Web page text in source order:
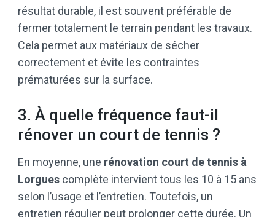
résultat durable, il est souvent préférable de
fermer totalement le terrain pendant les travaux.
Cela permet aux matériaux de sécher
correctement et évite les contraintes
prématurées sur la surface.
3. À quelle fréquence faut-il
rénover un court de tennis ?
En moyenne, une rénovation court de tennis à
Lorgues complète intervient tous les 10 à 15 ans
selon l’usage et l’entretien. Toutefois, un
entretien régulier peut prolonger cette durée. Un